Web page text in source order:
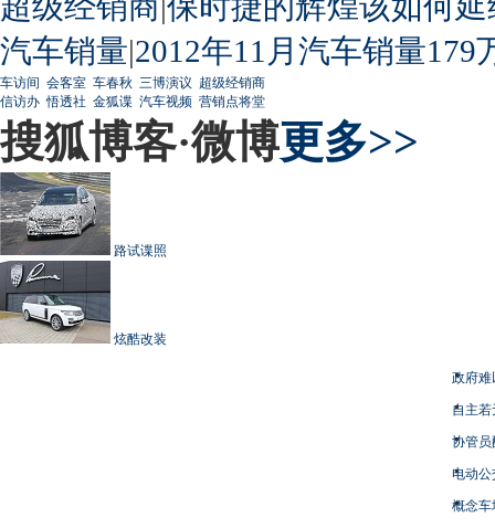
汽车销量|2012年11月汽车销量179
车访间 会客室 车春秋 三博演议 超级经销商
信访办 悟透社 金狐谍 汽车视频 营销点将堂
搜狐博客·微博更多>>
路试谍照
炫酷改装
政府难
自主
协管员
电动
概念车